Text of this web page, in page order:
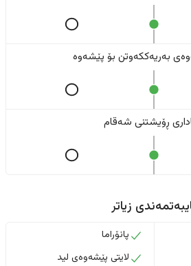
بەریەککەوتن بۆ پێشەوە
ڕۆیشتنی شەقام
زیاتر
پانۆراما
لایتی پێشەوەی لید